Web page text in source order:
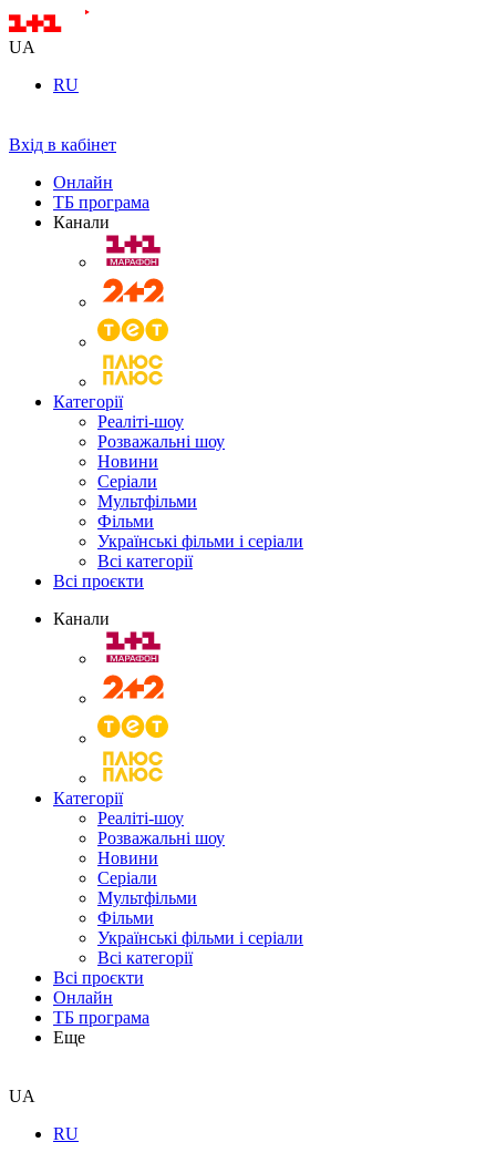
UA
RU
Вхід в кабінет
Онлайн
ТБ програма
Канали
Категорії
Реаліті-шоу
Розважальні шоу
Новини
Серіали
Мультфільми
Фільми
Українські фільми і серіали
Всі категорії
Всі проєкти
Канали
Категорії
Реаліті-шоу
Розважальні шоу
Новини
Серіали
Мультфільми
Фільми
Українські фільми і серіали
Всі категорії
Всі проєкти
Онлайн
ТБ програма
Еще
UA
RU